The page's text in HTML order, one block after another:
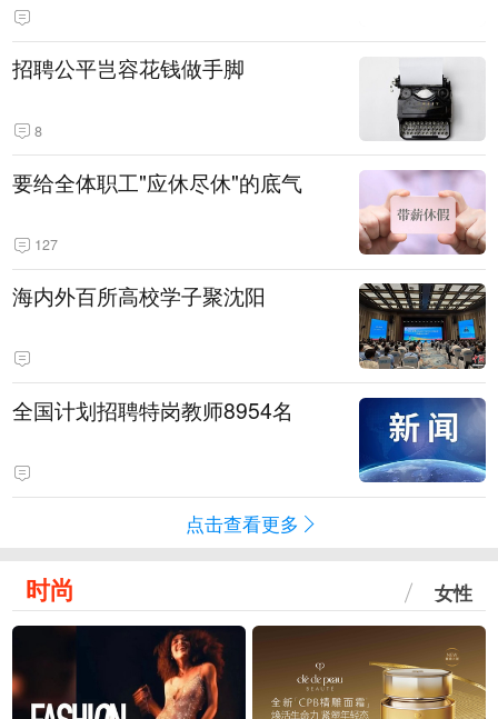
招聘公平岂容花钱做手脚
8
要给全体职工"应休尽休"的底气
127
海内外百所高校学子聚沈阳
全国计划招聘特岗教师8954名
点击查看更多
时尚 女性